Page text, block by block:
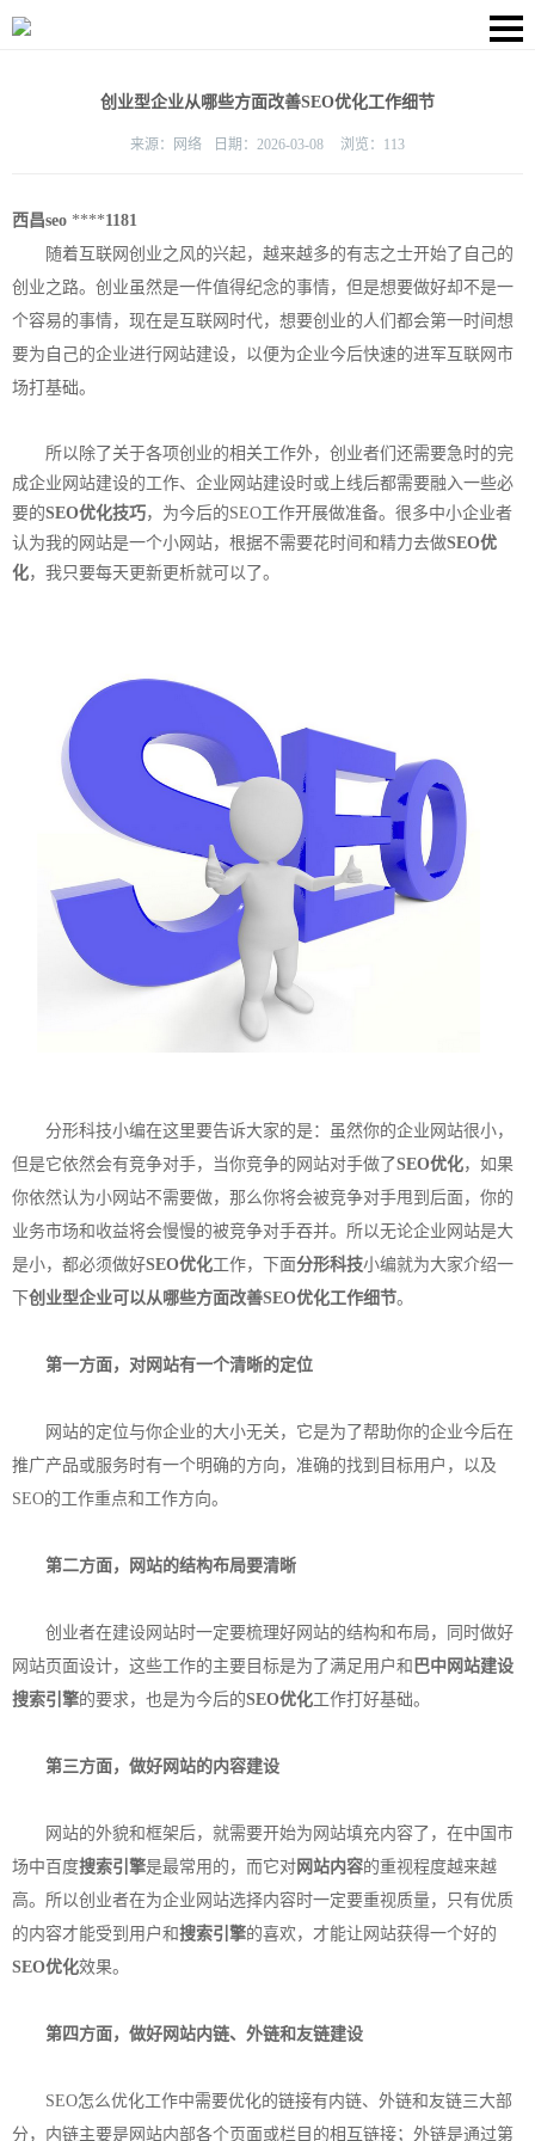
创业型企业从哪些方面改善SEO优化工作细节
来源： 网络 日期： 2026-03-08 浏览： 113
西昌seo ****1181
随着互联网创业之风的兴起，越来越多的有志之士开始了自己的
创业之路。创业虽然是一件值得纪念的事情，但是想要做好却不是一
个容易的事情，现在是互联网时代，想要创业的人们都会第一时间想
要为自己的企业进行网站建设，以便为企业今后快速的进军互联网市
场打基础。
所以除了关于各项创业的相关工作外，创业者们还需要急时的完
成企业网站建设的工作、企业网站建设时或上线后都需要融入一些必
要的SEO优化技巧，为今后的SEO工作开展做准备。很多中小企业者
认为我的网站是一个小网站，根据不需要花时间和精力去做SEO优
化，我只要每天更新更析就可以了。
分形科技小编在这里要告诉大家的是：虽然你的企业网站很小，
但是它依然会有竞争对手，当你竞争的网站对手做了SEO优化，如果
你依然认为小网站不需要做，那么你将会被竞争对手甩到后面，你的
业务市场和收益将会慢慢的被竞争对手吞并。所以无论企业网站是大
是小，都必须做好SEO优化工作，下面分形科技小编就为大家介绍一
下创业型企业可以从哪些方面改善SEO优化工作细节。
第一方面，对网站有一个清晰的定位
网站的定位与你企业的大小无关，它是为了帮助你的企业今后在
推广产品或服务时有一个明确的方向，准确的找到目标用户，以及
SEO的工作重点和工作方向。
第二方面，网站的结构布局要清晰
创业者在建设网站时一定要梳理好网站的结构和布局，同时做好
网站页面设计，这些工作的主要目标是为了满足用户和 巴中网站建设
搜索引擎的要求，也是为今后的SEO优化工作打好基础。
第三方面，做好网站的内容建设
网站的外貌和框架后，就需要开始为网站填充内容了，在中国市
场中百度搜索引擎是最常用的，而它对 网站内容的重视程度越来越
高。所以创业者在为企业网站选择内容时一定要重视质量，只有优质
的内容才能受到用户和搜索引擎的喜欢，才能让网站获得一个好的
SEO优化效果。
第四方面，做好网站内链、外链和友链建设
SEO怎么优化工作中需要优化的链接有内链、外链和友链三大部
分，内链主要是网站内部各个页面或栏目的相互链接；外链是通过第